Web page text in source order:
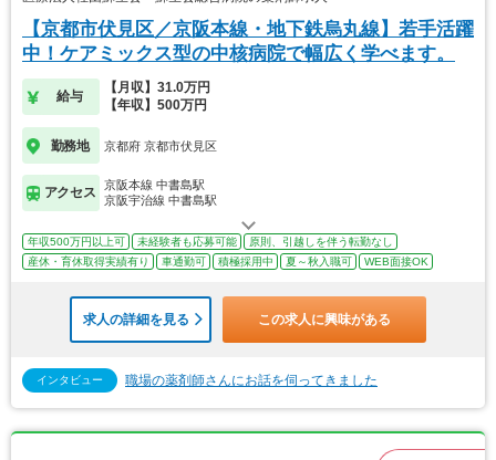
【京都市伏見区／京阪本線・地下鉄烏丸線】若手活躍
中！ケアミックス型の中核病院で幅広く学べます。
給与
【月収】31.0万円
【年収】500万円
勤務地 京都府 京都市伏見区
アクセス
京阪本線 中書島駅
京阪宇治線 中書島駅
年収500万円以上可 未経験者も応募可能
原則、引越しを伴う転勤なし
産休・育休取得実績有り
車通勤可 積極採用中 夏～秋入職可 WEB面接OK
求人の詳細を見る この求人に興味がある
インタビュー 職場の薬剤師さんにお話を伺ってきました